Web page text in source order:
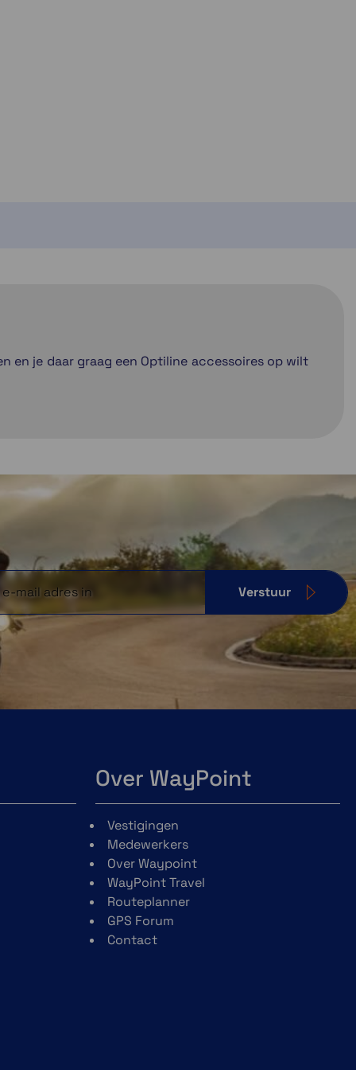
en je daar graag een Optiline accessoires op wilt
Verstuur
Over WayPoint
Vestigingen
Medewerkers
Over Waypoint
WayPoint Travel
Routeplanner
GPS Forum
Contact